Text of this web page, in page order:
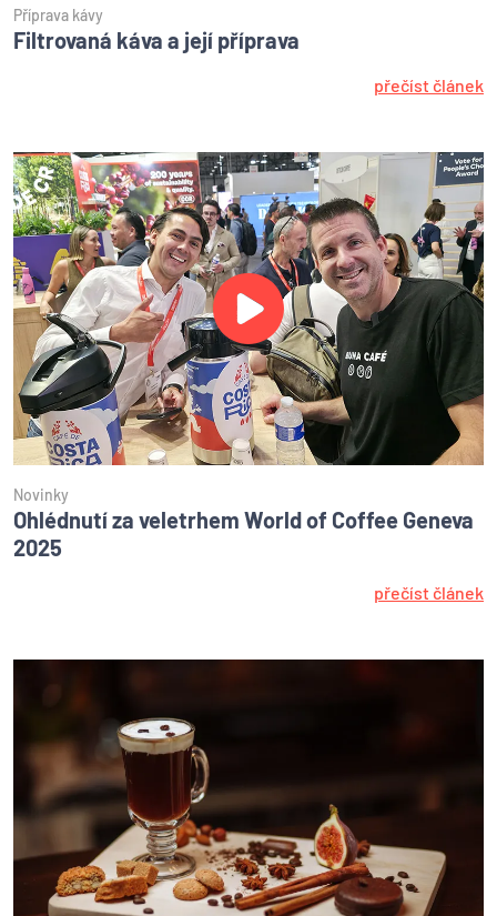
Příprava kávy
Filtrovaná káva a její příprava
přečíst článek
Novinky
Ohlédnutí za veletrhem World of Coffee Geneva
2025
přečíst článek